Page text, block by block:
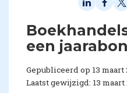
een
Gepubliceerd op 13 maart
Laatst gewijzigd: 13 maart